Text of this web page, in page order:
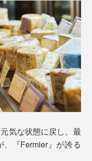
気な状態に戻し、最
『Fermier』が誇る